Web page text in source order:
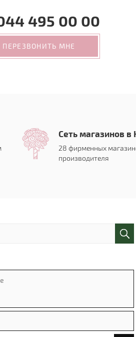
495 00 00
ПЕРЕЗВОНИТЬ МНЕ
Сеть магазинов в
28 фирменных
производителя